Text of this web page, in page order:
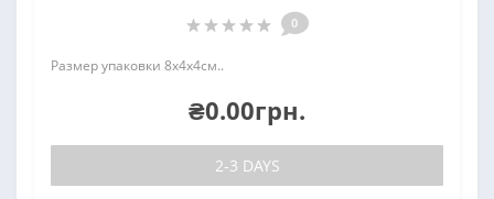
0
Размер упаковки 8х4х4см..
₴0.00грн.
2-3 DAYS